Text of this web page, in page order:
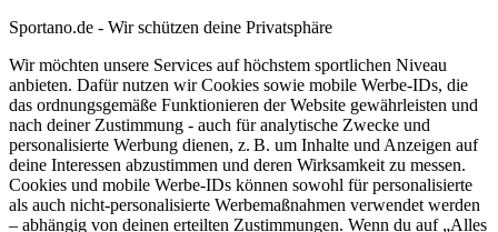
Sportano.de - Wir schützen deine Privatsphäre
Wir möchten unsere Services auf höchstem sportlichen Niveau
anbieten. Dafür nutzen wir Cookies sowie mobile Werbe-IDs, die
das ordnungsgemäße Funktionieren der Website gewährleisten und
nach deiner Zustimmung - auch für analytische Zwecke und
personalisierte Werbung dienen, z. B. um Inhalte und Anzeigen auf
deine Interessen abzustimmen und deren Wirksamkeit zu messen.
Cookies und mobile Werbe-IDs können sowohl für personalisierte
als auch nicht-personalisierte Werbemaßnahmen verwendet werden
– abhängig von deinen erteilten Zustimmungen. Wenn du auf „Alles